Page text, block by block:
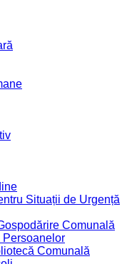
Situații de Urgență
Comunală
Comunală